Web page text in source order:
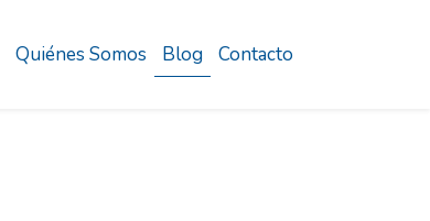
Quiénes Somos Blog Contacto